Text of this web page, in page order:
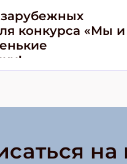
конкурса «Мы и
на